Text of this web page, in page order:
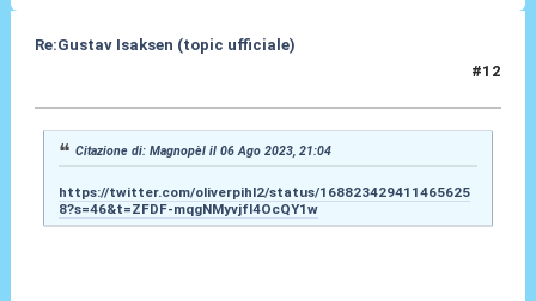
Re:Gustav Isaksen (topic ufficiale)
#12
Citazione di: Magnopèl il 06 Ago 2023, 21:04
https://twitter.com/oliverpihl2/status/168823429411465625
8?s=46&t=ZFDF-mqgNMyvjfI4OcQY1w